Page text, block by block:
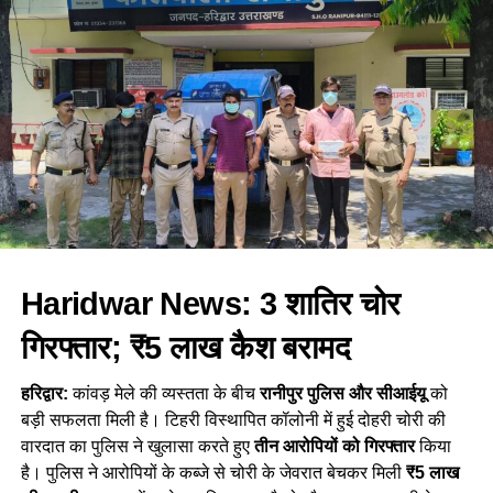
जिससे व्यक्ति को अपने स्वास्थ्य के प्रति समय रहते सावधान किया जा
सकता है। इस अत्याधुनिक प्रणाली के जरिए, मौसम संबंधी इनपुट को
व्यक्ति की विशेषताओं के साथ मिलाकर जोखिम का सही अनुमान लगाया
जाएगा और लोगों को अत्यधिक गर्मी के प्रभावों से बचने के लिए उचित कदम
उठाने का समय मिलेगा।
इस प्रणाली के द्वारा, IIT रुड़की ने सार्वजनिक स्वास्थ्य सुरक्षा को और भी
मजबूत करने की दिशा में एक महत्वपूर्ण कदम उठाया है।
UP NEXT
भ्रष्टाचार पर जीरो टॉलरेंस: विजिलेंस ने रिश्वत लेते पकड़ा तहसील
नाजिर, सीएम धामी की नीति का दिख रहा असर…
पुलिस ने पिथौरागढ़ के गौरीहाट गांव में रात्रि चौपाल लगाकर ग्रामीणों
को जागरूक किया |
Haridwar News: 3 शातिर चोर
गिरफ्तार; ₹5 लाख कैश बरामद
हरिद्वार: कांवड़ मेले की व्यस्तता के बीचरानीपुर पुलिस और सीआईयूको
बड़ी सफलता मिली है। टिहरी विस्थापित कॉलोनी में हुई दोहरी चोरी की
वारदात का पुलिस ने खुलासा करते हुएतीन आरोपियों को गिरफ्तारकिया
है। पुलिस ने आरोपियों के कब्जे से चोरी के जेवरात बेचकर मिली ₹5 लाख